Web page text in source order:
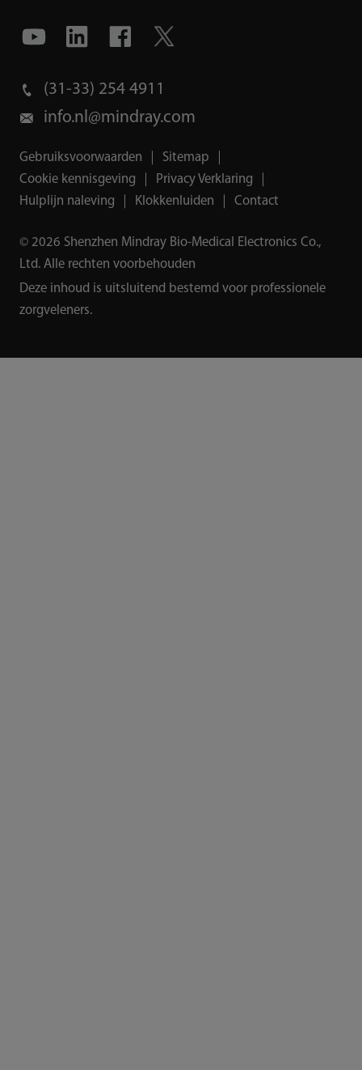
(31-33) 254 4911
info.nl@mindray.com
Gebruiksvoorwaarden Sitemap
Cookie kennisgeving
Privacy Verklaring
Hulplijn naleving
Klokkenluiden Contact
© 2026 Shenzhen Mindray Bio-Medical Electronics Co.,
Ltd. Alle rechten voorbehouden
Deze inhoud is uitsluitend bestemd voor professionele
zorgveleners.